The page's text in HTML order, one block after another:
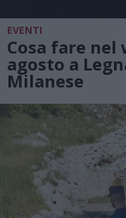
EVENTI
Cosa fare nel
agosto a
Milanese